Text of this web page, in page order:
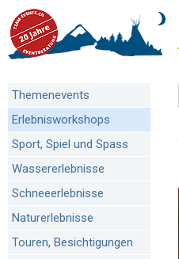
Themenevents
Erlebnisworkshops
Sport, Spiel und Spass
Wassererlebnisse
Schneeerlebnisse
Naturerlebnisse
Touren, Besichtigungen